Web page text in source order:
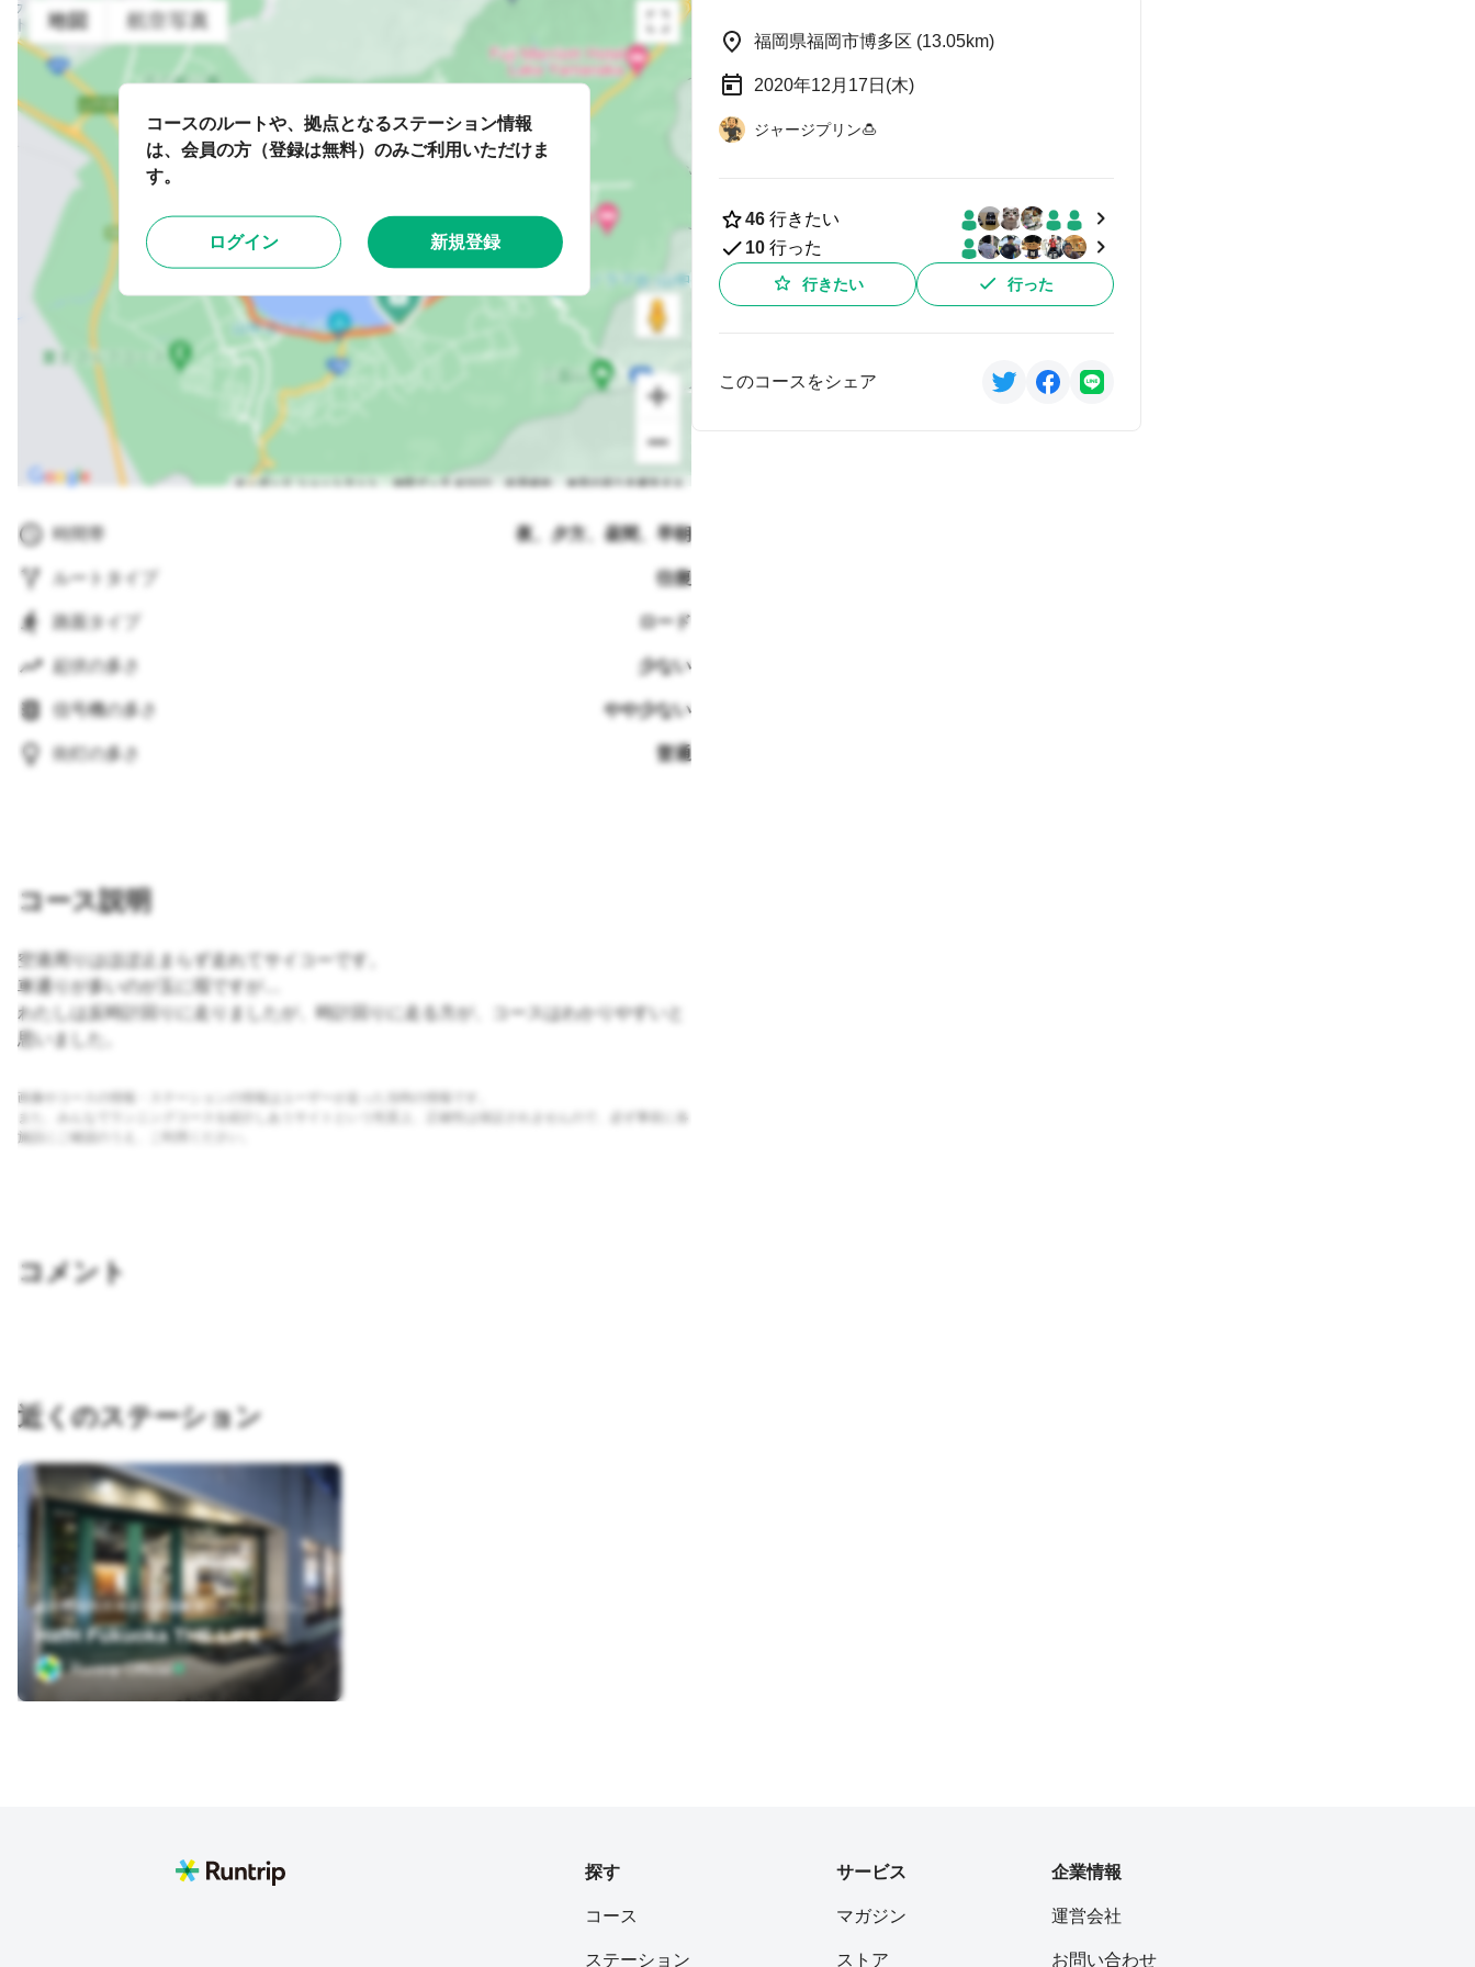
時間帯 夜、夕方、昼間、早朝
ルートタイプ 往復
路面タイプ ロード
起伏の多さ 少ない
信号機の多さ やや少ない
街灯の多さ 普通
コース説明
空港周りはほぼ止まらず走れてサイコーです。
車通りが多いのが玉に瑕ですが…
わたしは反時計回りに走りましたが、時計回りに走る方が、コースはわかりやすいと
思いました。
画像やコースの情報・ステーションの情報はユーザーが走った当時の情報です。
また、みんなでランニングコースを紹介しあうサイトという性質上、正確性は保証されませんので、必ず事前に各
施設にご確認のうえ、ご利用ください。
コメント
近くのステーション
福
岡県福岡市博多区祇園町第一プリンスビル１階
HafH Fukuoka THE LIFE
Runtrip Official
コースのルートや、拠点となるステーション情報
は、会員の方（登録は無料）のみご利用いただけま
す。
ログイン 新規登録
福岡県福岡市博多区 (13.05km)
2020年12月17日(木)
ジャージプリン🍮
46 行きたい
10 行った
行きたい 行った
このコースをシェア
探す
コース
ステーション
サービス
マガジン
ストア
企業情報
運営会社
お問い合わせ